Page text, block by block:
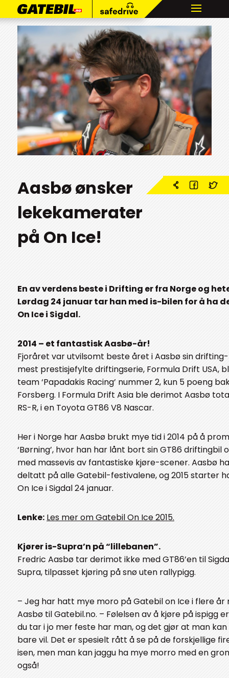
Aasbø ønsker
lekekamerater
på On Ice!
En av verdens beste i Drifting er fra Norge og
Lørdag 24 januar tar han med is-bilen for å ha
On Ice i Sigdal.
2014 – et fantastisk Aasbø-år!
Fjoråret var utvilsomt beste året i Aasbø sin
mest prestisjefylte driftingserie, Formula Drift USA,
team ‘Papadakis Racing’ nummer 2, kun 5 poeng
Forsberg. I Formula Drift Asia ble derimot Aasbø
RS-R, i en Toyota GT86 V8 Nascar.
Her i Norge har Aasbø brukt mye tid i 2014 på å
‘Børning’, hvor han har lånt bort sin GT86 driftingbil
med massevis av fantastiske kjøre-scener. Aasbø
deltatt på alle Gatebil-festivalene, og 2015 starter
On Ice i Sigdal 24 januar.
Lenke: Les mer om Gatebil On Ice 2015.
Kjører is-Supra’n på “lillebanen”.
Fredric Aasbø tar derimot ikke med GT86’en til
Supra, tilpasset kjøring på snø uten rallypigg.
– Jeg har hatt mye moro på Gatebil on Ice i flere
Aasbø til Gatebil.no. – Følelsen av å kjøre på ispigg
du tar i jo mer feste har man, og det gjør at man
bare vil. Det er spesielt rått å se på de forskjellige
isen, men man kan jaggu ha mye morro med en
også!